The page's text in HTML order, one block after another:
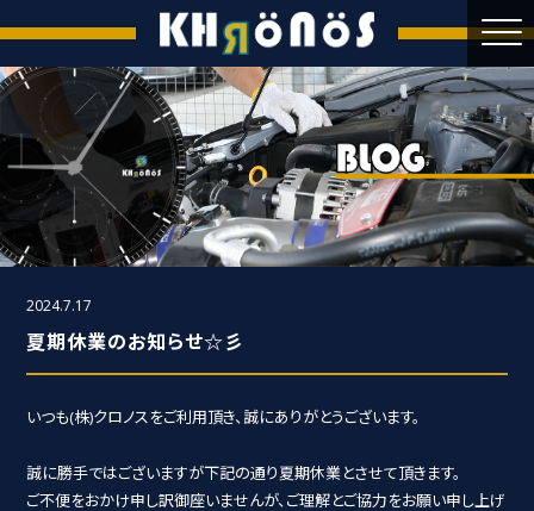
2024.7.17
夏期休業のお知らせ☆彡
いつも(株)クロノスをご利用頂き、誠にありがとうございます。
誠に勝手ではございますが下記の通り夏期休業とさせて頂きます。
ご不便をおかけ申し訳御座いませんが、ご理解とご協力をお願い申し上げ